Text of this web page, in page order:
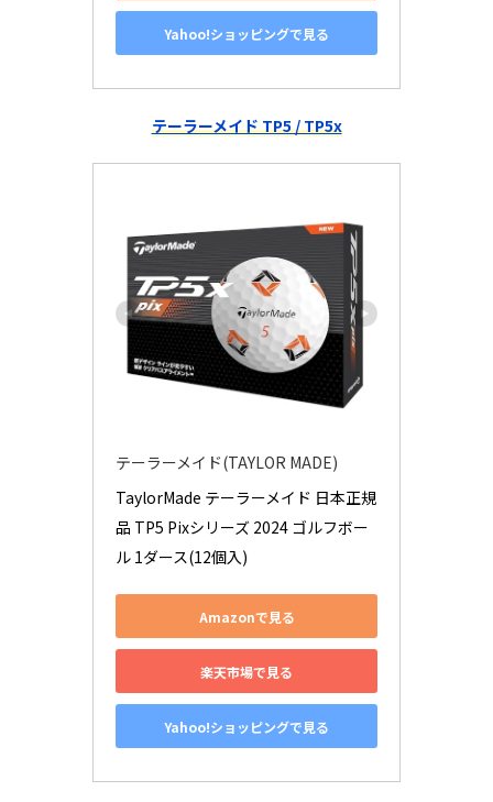
Yahoo!ショッピングで見る
テーラーメイド TP5 / TP5x
テーラーメイド(TAYLOR MADE)
TaylorMade テーラーメイド 日本正規
品 TP5 Pixシリーズ 2024 ゴルフボー
ル 1ダース(12個入)
Amazonで見る
楽天市場で見る
Yahoo!ショッピングで見る